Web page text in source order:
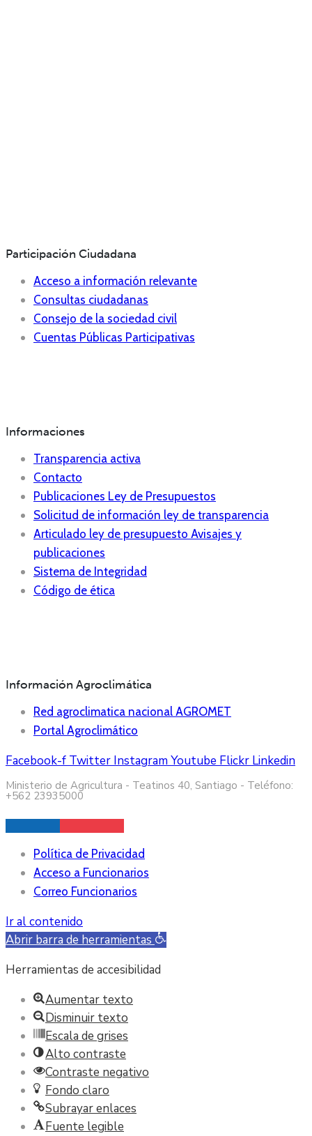
Participación Ciudadana
Acceso a información relevante
Consultas ciudadanas
Consejo de la sociedad civil
Cuentas Públicas Participativas
Informaciones
Transparencia activa
Contacto
Publicaciones Ley de Presupuestos
Solicitud de información ley de transparencia
Articulado ley de presupuesto Avisajes y
publicaciones
Sistema de Integridad
Código de ética
Información Agroclimática
Red agroclimatica nacional AGROMET
Portal Agroclimático
Facebook-f Twitter InstagramYoutube Flickr Linkedin
Ministerio de Agricultura - Teatinos 40, Santiago - Teléfono:
+562 23935000
Política de Privacidad
Acceso a Funcionarios
Correo Funcionarios
Ir al contenido
Abrir barra de herramientas
Herramientas de accesibilidad
Aumentar texto
Disminuir texto
Escala de grises
Alto contraste
Contraste negativo
Fondo claro
Subrayar enlaces
Fuente legible